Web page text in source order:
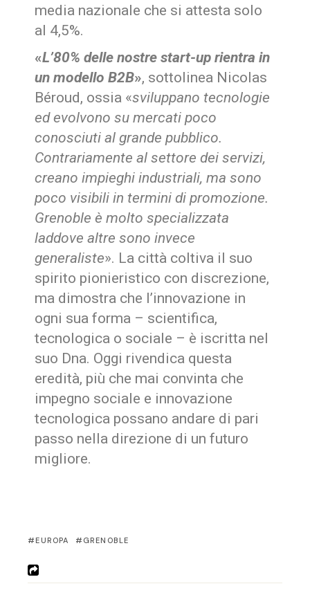
media nazionale che si attesta solo
al 4,5%.
«L’80% delle nostre start-up rientra in
un modello B2B», sottolinea Nicolas
Béroud, ossia «sviluppano tecnologie
ed evolvono su mercati poco
conosciuti al grande pubblico.
Contrariamente al settore dei servizi,
creano impieghi industriali, ma sono
poco visibili in termini di promozione.
Grenoble è molto specializzata
laddove altre sono invece
generaliste». La città coltiva il suo
spirito pionieristico con discrezione,
ma dimostra che l’innovazione in
ogni sua forma – scientifica,
tecnologica o sociale – è iscritta nel
suo Dna. Oggi rivendica questa
eredità, più che mai convinta che
impegno sociale e innovazione
tecnologica possano andare di pari
passo nella direzione di un futuro
migliore.
EUROPA GRENOBLE